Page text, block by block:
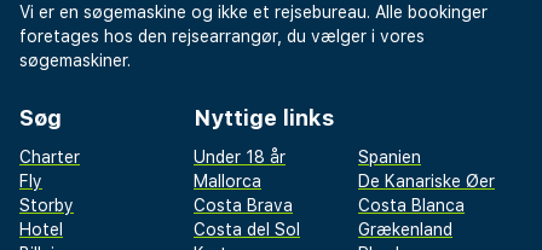
Vi er en søgemaskine og ikke et rejsebureau. Alle bookinger
foretages hos den rejsearrangør, du vælger i vores
søgemaskiner.
Søg
Charter
Fly
Storby
Hotel
Nyttige links
Under 18 år
Spanien
Mallorca
De Kanariske Øer
Costa Brava
Costa Blanca
Costa del Sol
Grækenland